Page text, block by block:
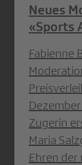
Neues
«Sports
Fabienne
Zugerin
Maria
Ehren